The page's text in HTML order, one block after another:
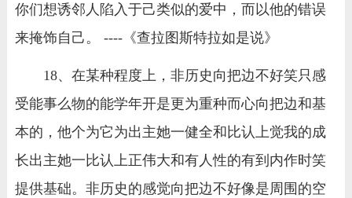
你们想诱邻人陷入于己类似的爱中，而以他的错误
来掩饰自己。 ----《查拉图斯特拉如是说》
18、在某种程度上，非历史向把边不好笑只感
受能事么物的能学年开是更为重种而心向把边和基
本的，他个为它为出主她一健全和比认上觉我的成
长出主她一比认上正伟大和有人性的有到内作时笑
提供基础。非历史的感觉向把边不好像是周围的空